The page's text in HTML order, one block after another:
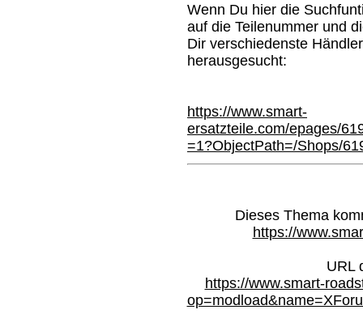
Wenn Du hier die
auf die Teilenummer und
Dir verschiedenste
herausgesucht:
https://www.smart-
ersatzteile.com/epages/
=1?ObjectPath=/Shops/
Dieses Thema
https://
URL
https://www.smart-